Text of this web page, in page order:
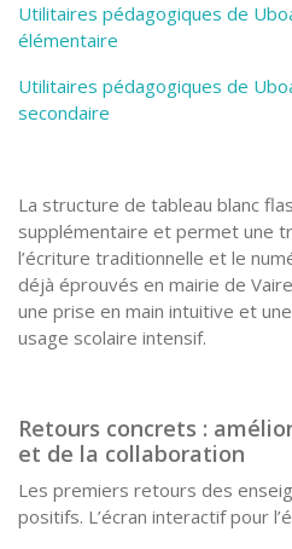
Utilitaires pédagogiques de
élémentaire
Utilitaires pédagogiques de
secondaire
La structure de tableau blanc
supplémentaire et permet une
l’écriture traditionnelle et le
déjà éprouvés en mairie de
une prise en main intuitive et
usage scolaire intensif.
Retours concrets :
et de la collaboration
Les premiers retours des
positifs. L’écran interactif pour